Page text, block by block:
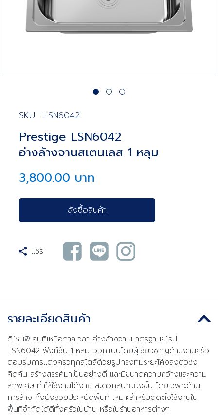
SKU : LSN6042
Prestige LSN6042
อ่างล้างจานสเตนเลส 1 หลุม
3,800.00 บาท
สั่งซื้อสินค้า
แชร์
รายละเอียดสินค้า
ดีไซน์พิเศษที่เหนือกาลเวลา อ่างล้างจานมาตรฐานยุโรป
LSN6042 ฟังก์ชั่น 1 หลุม ออกแบบโดยผู้เชี่ยวชาญด้านงานครัว
ตอบรับการแต่งครัวทุกสไตล์ด้วยรูปทรงที่มีระยะโค้งลงตัวซึ่ง
คิดค้น สร้างสรรค์มาเป็นอย่างดี และมีขนาดความกว้างและความ
ลึกพิเศษ ทำให้ใช้งานได้ง่าย สะดวกสบายยิ่งขึ้น โดยเฉพาะด้าน
การล้าง ทั้งยังช่วยประหยัดพื้นที่ เหมาะสำหรับติดตั้งใช้งานใน
พื้นที่จำกัดได้ดีทั้งครัวในบ้าน หรือในร้านอาหารต่างๆ